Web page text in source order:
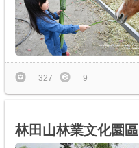
327 9
林田山林業文化園區